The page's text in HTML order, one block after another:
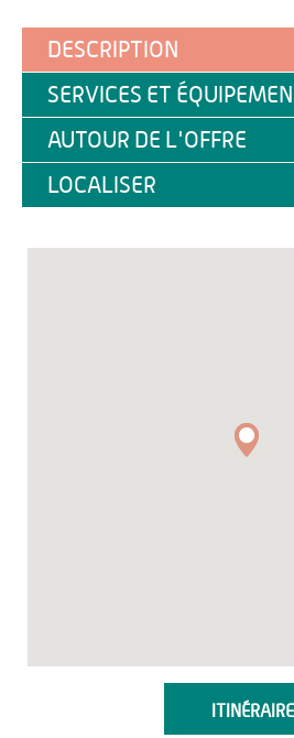
DESCRIPTION
SERVICES ET
AUTOUR DE L'OFFRE
LOCALISER
ITINÉRAIRE